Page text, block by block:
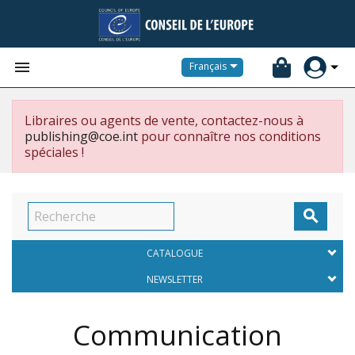
 Français
Libraires ou agents de vente, contactez-nous à
publishing@coe.int pour connaître nos conditions
spéciales !

CATALOGUE
NEWSLETTER
Communication